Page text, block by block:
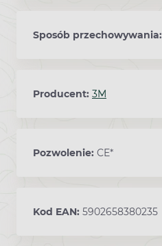
Sposób przechowywania:
Producent: 3M
Pozwolenie: CE*
Kod EAN: 5902658380235